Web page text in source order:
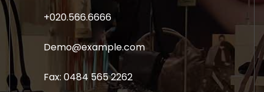
+020.566.6666
Demo@example.com
Fax: 0484 565 2262